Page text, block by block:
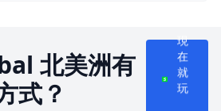
北美洲有
式？
現
在
就
玩